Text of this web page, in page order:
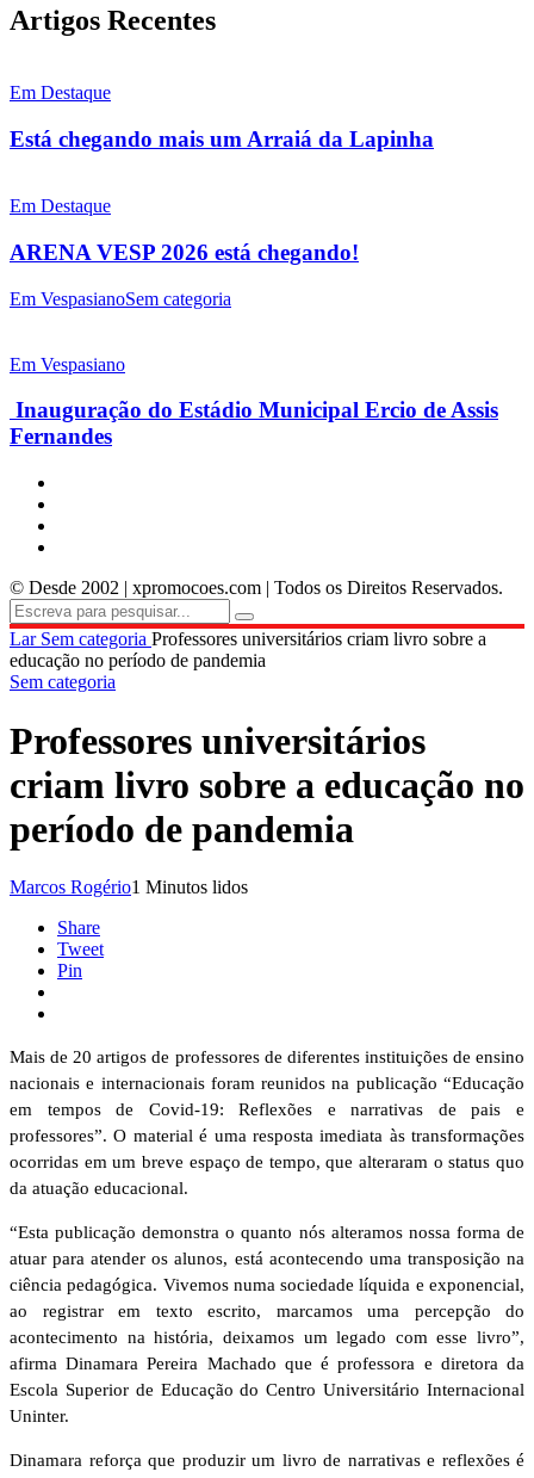
Artigos Recentes
Em Destaque
Está chegando mais um Arraiá da Lapinha
Em Destaque
ARENA VESP 2026 está chegando!
Em VespasianoSem categoria
Em Vespasiano
Inauguração do Estádio Municipal Ercio de Assis
Fernandes
© Desde 2002 | xpromocoes.com | Todos os Direitos Reservados.
Lar Sem categoria Professores universitários criam livro sobre a
educação no período de pandemia
Sem categoria
Professores universitários
criam livro sobre a educação no
período de pandemia
Marcos Rogério1 Minutos lidos
Share
Tweet
Pin
Mais de 20 artigos de professores de diferentes instituições de ensino
nacionais e internacionais foram reunidos na publicação “Educação
em tempos de Covid-19: Reflexões e narrativas de pais e
professores”. O material é uma resposta imediata às transformações
ocorridas em um breve espaço de tempo, que alteraram o status quo
da atuação educacional.
“Esta publicação demonstra o quanto nós alteramos nossa forma de
atuar para atender os alunos, está acontecendo uma transposição na
ciência pedagógica. Vivemos numa sociedade líquida e exponencial,
ao registrar em texto escrito, marcamos uma percepção do
acontecimento na história, deixamos um legado com esse livro”,
afirma Dinamara Pereira Machado que é professora e diretora da
Escola Superior de Educação do Centro Universitário Internacional
Uninter.
Dinamara reforça que produzir um livro de narrativas e reflexões é